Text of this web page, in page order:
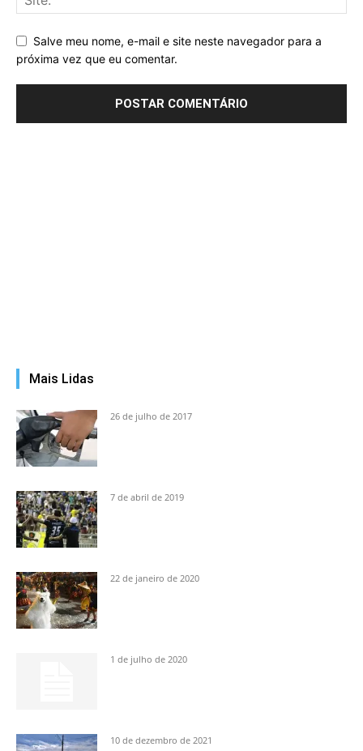
Salve meu nome, e-mail e site neste navegador para a
próxima vez que eu comentar.
Mais Lidas
26 de julho de 2017
7 de abril de 2019
22 de janeiro de 2020
1 de julho de 2020
10 de dezembro de 2021